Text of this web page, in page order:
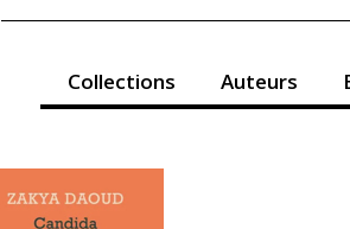
Collections Auteurs